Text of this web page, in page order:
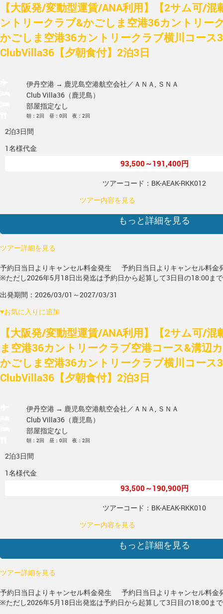
【大阪発/変動型運賃/ANA利用】【2サム可/混
ントリークラブ&かごしま空港36カントリー
かごしま空港36カントリークラブ横川コース
ClubVilla36【夕朝食付】2泊3日
伊丹空港 → 鹿児島空港航空会社／ＡＮＡ, ＳＮＡ
Club Villa36（鹿児島）
部屋指定なし
朝：2回 昼：0回 夜：2回
2泊3日間
1名様代金
93,500～191,400円
ツアーコード：BK-AEAK-RKK012
ツアー内容を見る
もっと詳細を見る
ツアー詳細を見る
予約日当日よりキャンセル料金発生
予約日当日よりキャンセル料金
※ただし2026年5月18日出発迄は予約日から起算して3日目の18:00ま
出発期間：2026/03/01～2027/03/31
♥お気に入りに追加
【大阪発/変動型運賃/ANA利用】【2サム可/
ま空港36カントリークラブ空港コース&溝辺
かごしま空港36カントリークラブ横川コース
ClubVilla36【夕朝食付】2泊3日
伊丹空港 → 鹿児島空港航空会社／ＡＮＡ, ＳＮＡ
Club Villa36（鹿児島）
部屋指定なし
朝：2回 昼：0回 夜：2回
2泊3日間
1名様代金
93,500～190,900円
ツアーコード：BK-AEAK-RKK010
ツアー内容を見る
もっと詳細を見る
ツアー詳細を見る
予約日当日よりキャンセル料金発生
予約日当日よりキャンセル料金
※ただし2026年5月18日出発迄は予約日から起算して3日目の18:00ま